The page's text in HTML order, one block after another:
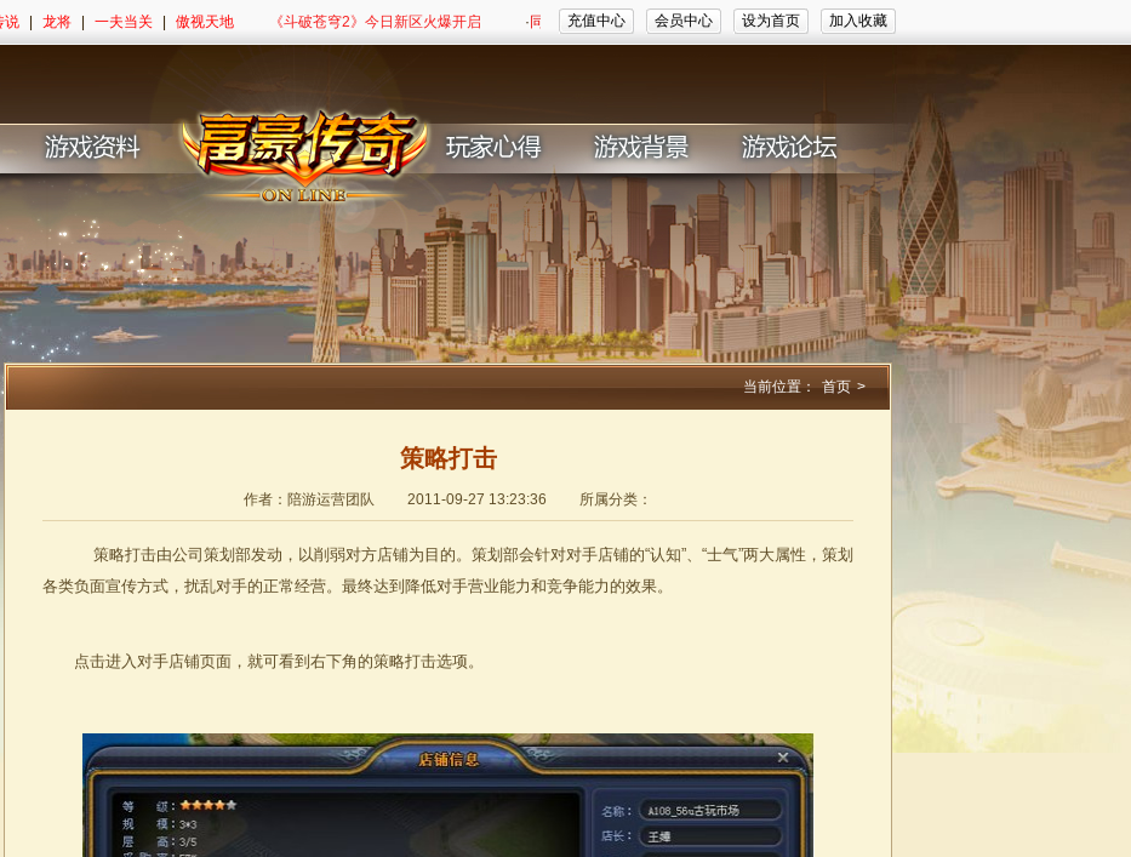
说 龙将 一夫当关 傲视天地
神仙道》跨服帮派战·陪游《斗破苍穹2》今日新区火爆开启·同名小说改编 陪游《斗破苍穹2》· 万众瞩目《龙将》过关斩将 欢乐夺宝
充值中心 会员中心 设为首页 加入收藏
当前位置： 首页 >
策略打击
作者：陪游运营团队 2011-09-27 13:23:36 所属分类：
策略打击由公司策划部发动，以削弱对方店铺为目的。策划部会针对对手店铺的“认知”、“士气”两大属性，策划
各类负面宣传方式，扰乱对手的正常经营。最终达到降低对手营业能力和竞争能力的效果。
点击进入对手店铺页面，就可看到右下角的策略打击选项。